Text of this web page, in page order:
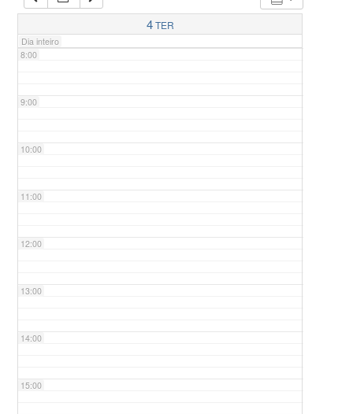
4TER
Dia inteiro
7:00
8:00
9:00
10:00
11:00
12:00
13:00
14:00
15:00